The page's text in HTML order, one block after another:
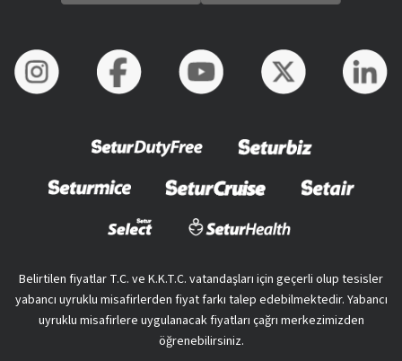
Belirtilen fiyatlar T.C. ve K.K.T.C. vatandaşları için geçerli olup tesisler
yabancı uyruklu misafirlerden fiyat farkı talep edebilmektedir. Yabancı
uyruklu misafirlere uygulanacak fiyatları çağrı merkezimizden
öğrenebilirsiniz.